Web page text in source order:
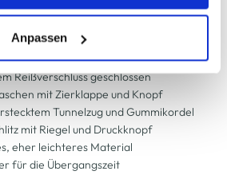
klicken. Mehr dazu
die Einwilligungserklärung
erfahren Sie in unserem
derDatenschutzerklärung.
Anpassen
und Schild mit Druckknöpfen
Tunnelzug und Kordel
Reißverschluss geschlossen
mit Zierklappe und Knopf
Tunnelzug und Gummikordel
mit Riegel und Druckknopf
eher leichteres Material
für die Übergangszeit